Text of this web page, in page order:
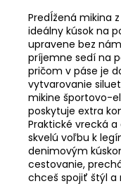
Predĺžená mikina
ideálny kúsok na
upravene bez
príjemne sedí na
pričom v páse je
vytvarovanie
mikine športovo-
poskytuje extra
Praktické vrecká
skvelú voľbu k
denimovým
cestovanie,
chceš spojiť štýl a